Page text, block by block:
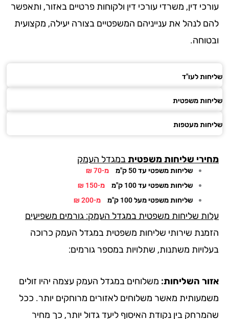
דין, משרדי עורכי דין ולקוחות פרטיים באזור, ותאפשר
לנהל את ענייניהם המשפטיים בצורה יעילה, מקצועית
לעו"ד
משפטית
מעטפות
שליחות משפטית במגדל העמק
שליחות משפטי עד 50 ק"מ
מ-70 ₪
שליחות משפטי עד 100 ק"מ
מ-150 ₪
שליחות משפטי מעל 100 ק"מ
מ-200 ₪
שליחות משפטית במגדל העמק: גורמים משפיעים
שירותי שליחות משפטית במגדל העמק כרוכה
משתנות, שתלויות במספר גורמים:
השליחות:משלוחים במגדל העמק עצמה יהיו זולים
מאשר משלוחים לאזורים מרוחקים יותר. ככל
בין נקודת האיסוף ליעד גדול יותר, כך מחיר